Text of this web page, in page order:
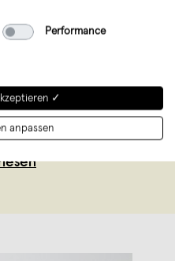
Wasserrohr,
Stahl. Wir
in Deutschland.
aus
auße...
Performance
✓
anpassen